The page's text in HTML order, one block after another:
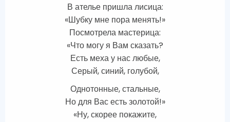
В ателье пришла лисица:
«Шубку мне пора менять!»
Посмотрела мастерица:
«Что могу я Вам сказать?
Есть меха у нас любые,
Серый, синий, голубой,
Однотонные, стальные,
Но для Вас есть золотой!»
«Ну, скорее покажите,